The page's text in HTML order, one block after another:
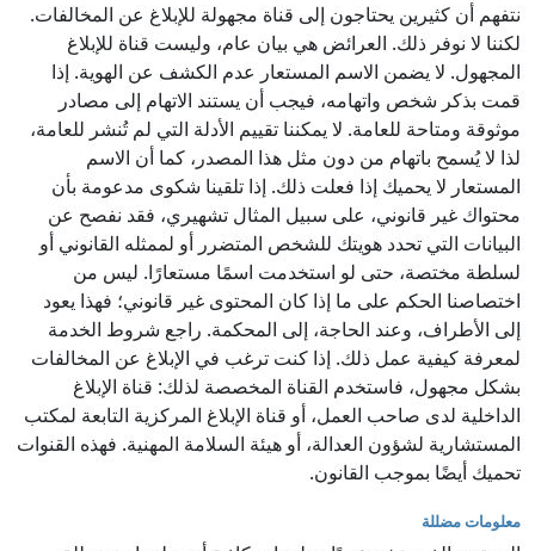
نتفهم أن كثيرين يحتاجون إلى قناة مجهولة للإبلاغ عن المخالفات.
لكننا لا نوفر ذلك. العرائض هي بيان عام، وليست قناة للإبلاغ
المجهول. لا يضمن الاسم المستعار عدم الكشف عن الهوية. إذا
قمت بذكر شخص واتهامه، فيجب أن يستند الاتهام إلى مصادر
موثوقة ومتاحة للعامة. لا يمكننا تقييم الأدلة التي لم تُنشر للعامة،
لذا لا يُسمح باتهام من دون مثل هذا المصدر، كما أن الاسم
المستعار لا يحميك إذا فعلت ذلك. إذا تلقينا شكوى مدعومة بأن
محتواك غير قانوني، على سبيل المثال تشهيري، فقد نفصح عن
البيانات التي تحدد هويتك للشخص المتضرر أو لممثله القانوني أو
لسلطة مختصة، حتى لو استخدمت اسمًا مستعارًا. ليس من
اختصاصنا الحكم على ما إذا كان المحتوى غير قانوني؛ فهذا يعود
إلى الأطراف، وعند الحاجة، إلى المحكمة. راجع شروط الخدمة
لمعرفة كيفية عمل ذلك. إذا كنت ترغب في الإبلاغ عن المخالفات
بشكل مجهول، فاستخدم القناة المخصصة لذلك: قناة الإبلاغ
الداخلية لدى صاحب العمل، أو قناة الإبلاغ المركزية التابعة لمكتب
المستشارية لشؤون العدالة، أو هيئة السلامة المهنية. فهذه القنوات
تحميك أيضًا بموجب القانون.
معلومات مضللة